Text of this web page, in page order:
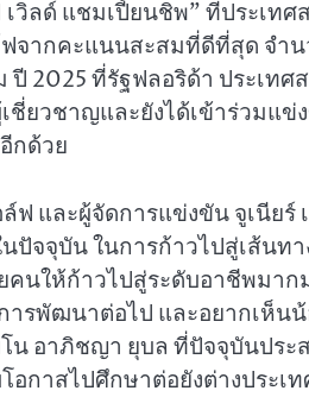
วิลด์ แชมเปี้ยนชิพ” ที่ประเท
จากคะแนนสะสมที่ดีที่สุด จำน
ปี 2025 ที่รัฐฟลอริด้า ประเท
ยวชาญและยังได้เข้าร่วมแข่
กด้วย
และผู้จัดการแข่งขัน จูเนียร์
จจุบัน ในการก้าวไปสู่เส้นท
ให้ก้าวไปสู่ระดับอาชีพมาก
ารพัฒนาต่อไป และอยากเห็น
น อาภิชญา ยุบล ที่ปัจจุบันประ
กาสไปศึกษาต่อยังต่างประเท